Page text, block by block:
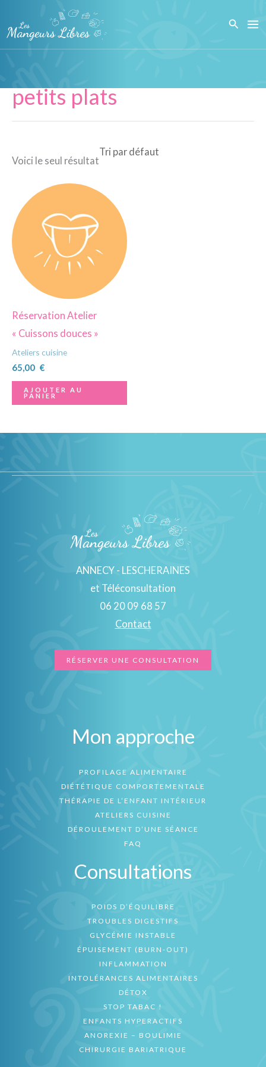
au
contenu
petits plats
Voici le seul résultat
Réservation Atelier
« Cuissons douces »
Ateliers cuisine
65,00 €
AJOUTER AU
PANIER
ANNECY - LESCHERAINES
et Téléconsultation
06 20 09 68 57
Contact
RÉSERVER UNE CONSULTATION
Mon approche
PROFILAGE ALIMENTAIRE
DIÉTÉTIQUE COMPORTEMENTALE
THÉRAPIE DE L’ENFANT INTÉRIEUR
ATELIERS CUISINE
DÉROULEMENT D’UNE SÉANCE
FAQ
Consultations
POIDS D’ÉQUILIBRE
TROUBLES DIGESTIFS
GLYCÉMIE INSTABLE
ÉPUISEMENT (BURN-OUT)
INFLAMMATION
INTOLÉRANCES ALIMENTAIRES
DÉTOX
STOP TABAC !
ENFANTS HYPERACTIFS
ANOREXIE – BOULIMIE
CHIRURGIE BARIATRIQUE